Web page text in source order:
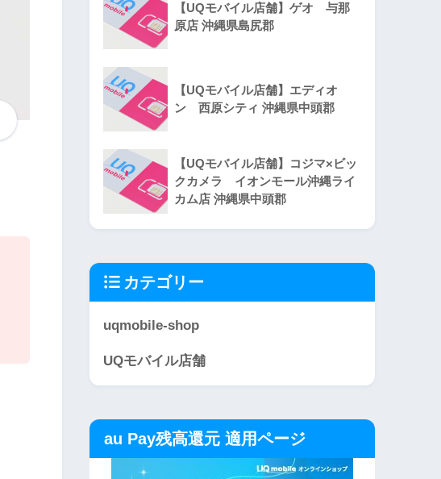
【UQモバイル店舗】ゲオ 与那
原店 沖縄県島尻郡
【UQモバイル店舗】エディオ
ン 西原シティ 沖縄県中頭郡
【UQモバイル店舗】コジマ×ビッ
クカメラ イオンモール沖縄ライ
カム店 沖縄県中頭郡
カテゴリー
uqmobile-shop
UQモバイル店舗
au Pay残高還元 適用ページ